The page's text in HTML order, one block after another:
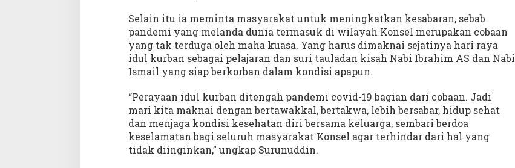
Selain itu ia meminta masyarakat untuk meningkatkan kesabaran, sebab
pandemi yang melanda dunia termasuk di wilayah Konsel merupakan cobaan
yang tak terduga oleh maha kuasa. Yang harus dimaknai sejatinya hari raya
idul kurban sebagai pelajaran dan suri tauladan kisah Nabi Ibrahim AS dan Nabi
Ismail yang siap berkorban dalam kondisi apapun.
“Perayaan idul kurban ditengah pandemi covid-19 bagian dari cobaan. Jadi
mari kita maknai dengan bertawakkal, bertakwa, lebih bersabar, hidup sehat
dan menjaga kondisi kesehatan diri bersama keluarga, sembari berdoa
keselamatan bagi seluruh masyarakat Konsel agar terhindar dari hal yang
tidak diinginkan,” ungkap Surunuddin.